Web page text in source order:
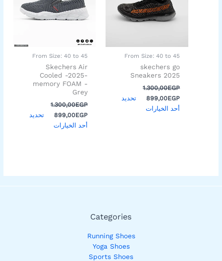
From Size: 40 to 45
skechers go
Sneakers 2025
1.300,00EGP
899,00EGP
تحديد
أحد الخيارات
المختلفة
لهذا
اختيار
على
From Size: 40 to 45
Skechers Air
Cooled -2025-
memory FOAM -
Grey
1.300,00EGP
899,00EGP
تحديد
أحد الخيارات
المختلفة
لهذا
اختيار
على
صفحة
Categories
Running Shoes
Yoga Shoes
Sports Shoes